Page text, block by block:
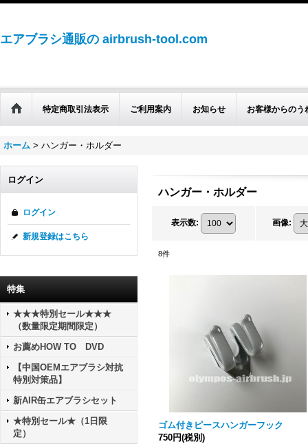
エアブラシ通販の airbrush-tool.com
特定商取引法表示 ご利用案内 お知らせ お客様からのう
ホーム > ハンガー・ホルダー
ログイン
ログイン
新規登録はこちら
特集
★★★特別セール★★★
（数量限定期間限定）
お薦めHOW TO DVD
【中国OEMエアブラシ対抗
特別対策品】
新AIR缶エアブラシセット
★特別セール★（1日限
定）
ハンガー・ホルダー
表示数: 画像:
8件
ゴム付きピースハンガーフック
750円(税別)